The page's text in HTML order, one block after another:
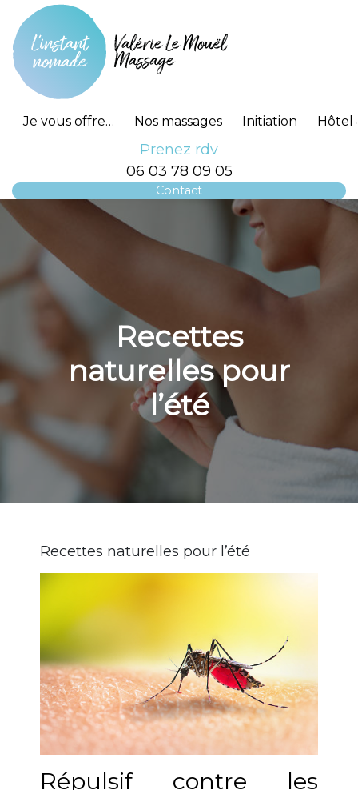
Je vous offre… Nos massages Initiation Hôtel
Prenez rdv
06 03 78 09 05
Contact
Recettes
naturelles pour
l’été
Recettes naturelles pour l’été
Répulsif contre les